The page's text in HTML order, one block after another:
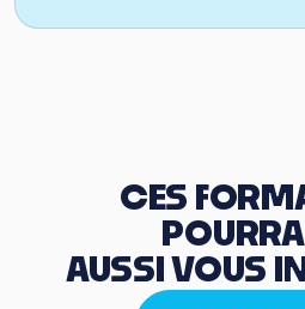
CES
AUSSI VOUS